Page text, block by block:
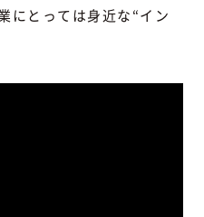
にとっては身近な“イン